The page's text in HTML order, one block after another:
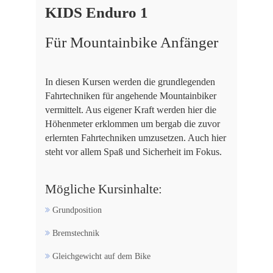
KIDS Enduro 1
Für Mountainbike Anfänger
In diesen Kursen werden die grundlegenden
Fahrtechniken für angehende Mountainbiker
vermittelt. Aus eigener Kraft werden hier die
Höhenmeter erklommen um bergab die zuvor
erlernten Fahrtechniken umzusetzen. Auch hier
steht vor allem Spaß und Sicherheit im Fokus.
Mögliche Kursinhalte:
Grundposition
Bremstechnik
Gleichgewicht auf dem Bike